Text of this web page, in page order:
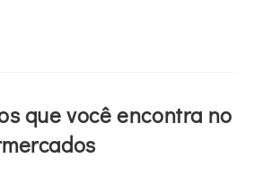
que você encontra no